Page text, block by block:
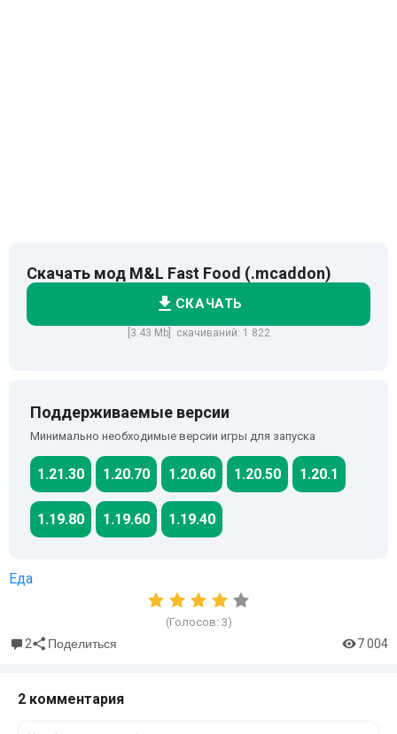
Скачать мод M&L Fast Food (.mcaddon)
СКАЧАТЬ
[3.43 Mb] скачиваний: 1 822
Поддерживаемые версии
Минимально необходимые версии игры для запуска
1.21.30 1.20.70 1.20.60 1.20.50 1.20.1
1.19.80 1.19.60 1.19.40
Еда
(Голосов: 3)
2 Поделиться 7 004
2 комментария